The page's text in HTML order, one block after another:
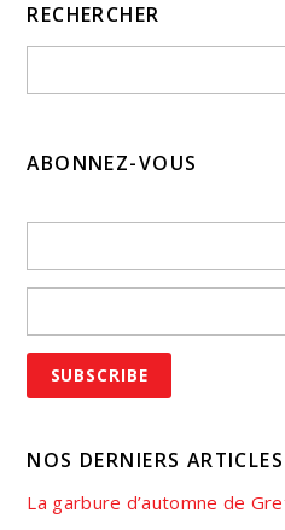
RECHERCHER
ABONNEZ-VOUS
NOS DERNIERS ARTICLES
La garbure d’automne de